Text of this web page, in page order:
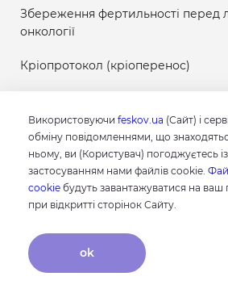
Використовуючи feskov.ua (Сайт) і
обміну повідомленнями, що
ньому, ви (Користувач) погоджуєтесь із
застосуванням нами файлів cookie.
cookie будуть завантажуватися на ваш
при відкритті сторінок Сайту.
ok
Збереження фертильності перед
онкології
Кріопротокол (кріоперенос)
Результати
досліджень
Контакти